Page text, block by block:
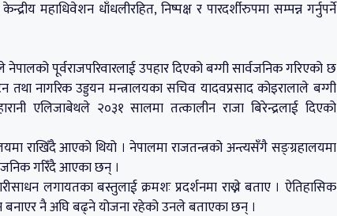
महाधिवेशन धाँधलीरहित, निष्पक्ष र पारदर्शीरुपमा सम्पन्न गर्नुपर्ने
नेपालको पूर्वराजपरिवारलाई उपहार दिएको बग्गी सार्वजनिक गरिएको छ
नागरिक उड्डयन मन्त्रालयका सचिव यादवप्रसाद कोइरालाले बग्गी
एलिजाबेथले २०३१ सालमा तत्कालीन राजा बिरेन्द्रलाई दिएको
राखिँदै आएको थियो । नेपालमा राजतन्त्रको अन्त्यसँगै सङ्ग्रहालयमा
गरिँदै आएका छन् ।
लगायतका बस्तुलाई क्रमशः प्रदर्शनमा राख्ने बताए । ऐतिहासिक
बनाएर नै अघि बढ्ने योजना रहेको उनले बताएका छन् ।